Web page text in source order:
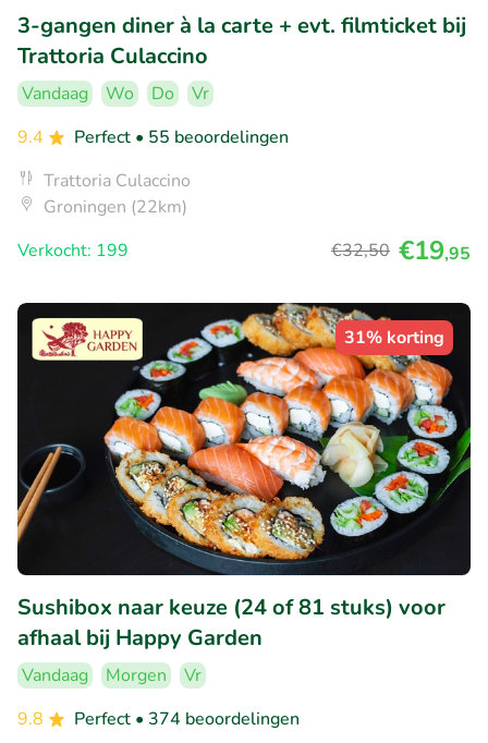
3-gangen diner à la carte + evt. filmticket bij
Trattoria Culaccino
Vandaag Wo Do
Vr
9.4
Perfect • 55 beoordelingen
Trattoria Culaccino
Groningen (22km)
Verkocht: 199
€32,50 €19,95
31% korting
Sushibox naar keuze (24 of 81 stuks) voor
afhaal bij Happy Garden
Vandaag Morgen
Vr
9.8
Perfect • 374 beoordelingen